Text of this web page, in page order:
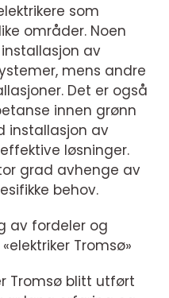
som
områder. Noen
av
mens andre
Det er også
innen grønn
installasjon av
løsninger.
grad avhenge av
behov.
av fordeler og
Tromsø»
Tromsø blitt utført